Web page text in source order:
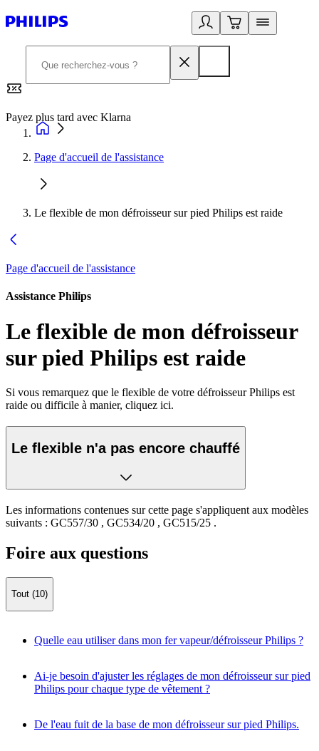
Payez plus tard avec Klarna
Page d'accueil de l'assistance
Le flexible de mon défroisseur sur pied Philips est raide
Page d'accueil de l'assistance
Assistance Philips
Le flexible de mon défroisseur
sur pied Philips est raide
Si vous remarquez que le flexible de votre défroisseur Philips est
raide ou difficile à manier, cliquez ici.
Le flexible n'a pas encore chauffé
Les informations contenues sur cette page s'appliquent aux modèles
suivants : GC557/30 , GC534/20 , GC515/25 .
Foire aux questions
Tout (10)
Quelle eau utiliser dans mon fer vapeur/défroisseur Philips ?
Ai-je besoin d'ajuster les réglages de mon défroisseur sur pied
Philips pour chaque type de vêtement ?
De l'eau fuit de la base de mon défroisseur sur pied Philips.